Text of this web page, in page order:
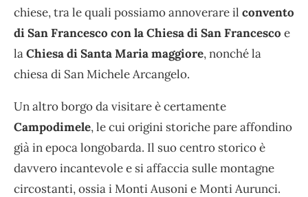
chiese, tra le quali possiamo annoverare il convento
di San Francesco con la Chiesa di San Francesco e
laChiesa di Santa Maria maggiore, nonché la
chiesa di San Michele Arcangelo.
Un altro borgo da visitare è certamente
Campodimele, le cui origini storiche pare affondino
già in epoca longobarda. Il suo centro storico è
davvero incantevole e si affaccia sulle montagne
circostanti, ossia i Monti Ausoni e Monti Aurunci.